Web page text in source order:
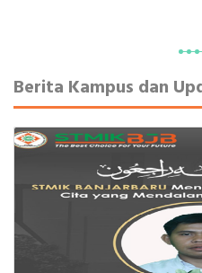
Berita Kampus dan